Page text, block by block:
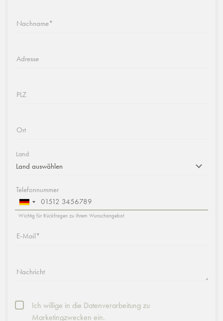
Nachname
Adresse
PLZ
Ort
Land
Wichtig für Rückfragen zu Ihrem Wunschangebot
Telefonnummer
E-Mail
Nachricht
Ich willige in die Datenverarbeitung zu
Marketingzwecken ein.